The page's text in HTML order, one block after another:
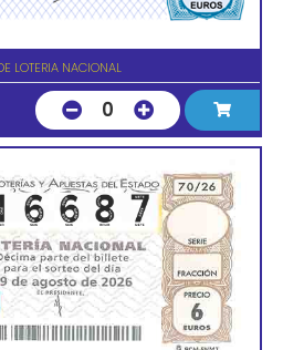
LOTERIA NACIONAL
0